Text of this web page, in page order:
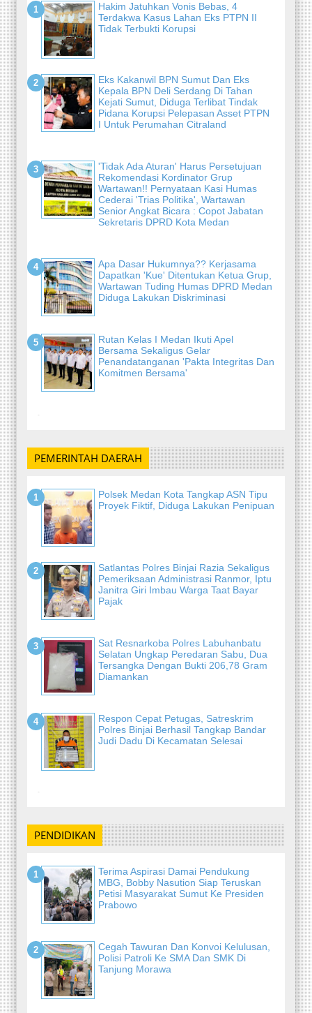
Hakim Jatuhkan Vonis Bebas, 4
Terdakwa Kasus Lahan Eks PTPN II
Tidak Terbukti Korupsi
Eks Kakanwil BPN Sumut Dan Eks
Kepala BPN Deli Serdang Di Tahan
Kejati Sumut, Diduga Terlibat Tindak
Pidana Korupsi Pelepasan Asset PTPN
I Untuk Perumahan Citraland
'Tidak Ada Aturan' Harus Persetujuan
Rekomendasi Kordinator Grup
Wartawan!! Pernyataan Kasi Humas
Cederai 'Trias Politika', Wartawan
Senior Angkat Bicara : Copot Jabatan
Sekretaris DPRD Kota Medan
Apa Dasar Hukumnya?? Kerjasama
Dapatkan 'Kue' Ditentukan Ketua Grup,
Wartawan Tuding Humas DPRD Medan
Diduga Lakukan Diskriminasi
Rutan Kelas I Medan Ikuti Apel
Bersama Sekaligus Gelar
Penandatanganan 'Pakta Integritas Dan
Komitmen Bersama'
-
PEMERINTAH DAERAH
Polsek Medan Kota Tangkap ASN Tipu
Proyek Fiktif, Diduga Lakukan Penipuan
Satlantas Polres Binjai Razia Sekaligus
Pemeriksaan Administrasi Ranmor, Iptu
Janitra Giri Imbau Warga Taat Bayar
Pajak
Sat Resnarkoba Polres Labuhanbatu
Selatan Ungkap Peredaran Sabu, Dua
Tersangka Dengan Bukti 206,78 Gram
Diamankan
Respon Cepat Petugas, Satreskrim
Polres Binjai Berhasil Tangkap Bandar
Judi Dadu Di Kecamatan Selesai
-
PENDIDIKAN
Terima Aspirasi Damai Pendukung
MBG, Bobby Nasution Siap Teruskan
Petisi Masyarakat Sumut Ke Presiden
Prabowo
Cegah Tawuran Dan Konvoi Kelulusan,
Polisi Patroli Ke SMA Dan SMK Di
Tanjung Morawa